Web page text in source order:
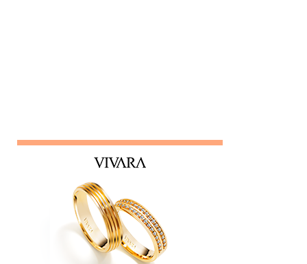
e está sempre metida em confusões. Colegas assim
raramente contribuem para a equipe - mantenha distância e
foque no seu trabalho. Impac...